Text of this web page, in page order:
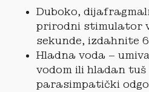
Duboko,
prirodni stimulator
sekunde, izdahnite
Hladna voda –
vodom ili hladan
parasimpatički